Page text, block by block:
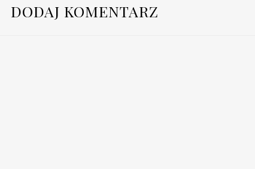
DODAJ KOMENTARZ